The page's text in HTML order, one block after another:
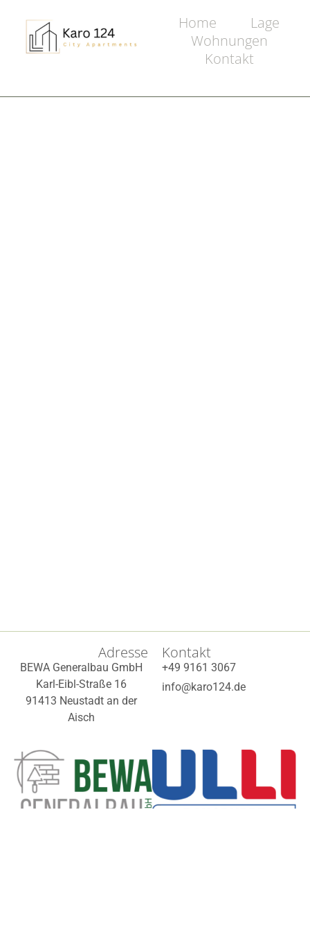
Home
Lage
Wohnungen
Kontakt
Adresse
BEWA Generalbau GmbH
Karl-Eibl-Straße 16
91413 Neustadt an der
Aisch
Kontakt
+49 9161 3067
info@karo124.de